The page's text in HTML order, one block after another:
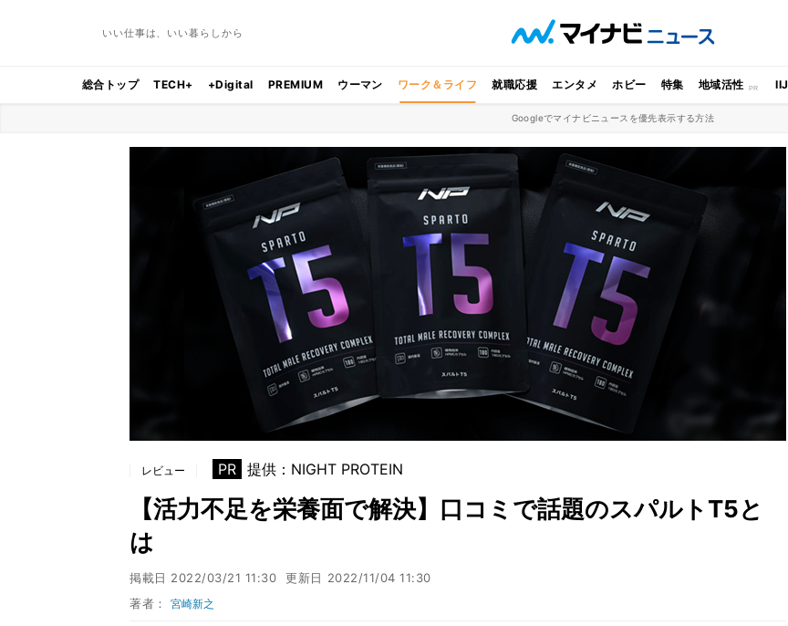
いい仕事は、いい暮らしから
総合トップ TECH+ +Digital PREMIUM ウーマン ワーク＆ライフ 就職応援 エンタメ ホビー 特集 地域活性 IIJ
Googleでマイナビニュースを優先表示する方法
レビュー PR 提供：NIGHT PROTEIN
【活力不足を栄養面で解決】口コミで話題のスパルトT5と
は
掲載日 2022/03/21 11:30 更新日 2022/11/04 11:30
著者：宮崎新之